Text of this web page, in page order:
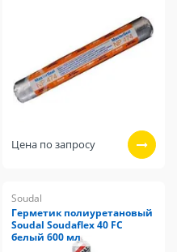
Цена по запросу
Soudal
Герметик полиуретановый
Soudal Soudaflex 40 FC
белый 600 мл